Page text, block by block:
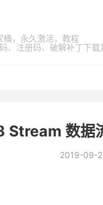
，永久激活，教程
、注册码、破解补丁下
Stream 数据
2019-09-